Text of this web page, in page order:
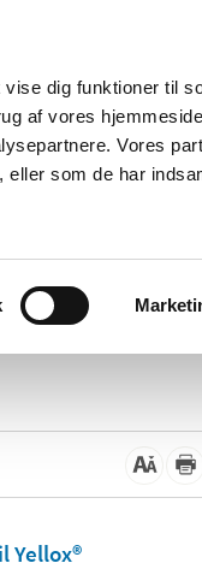
dig funktioner til
af vores
Vores
som de har
Om os Kontakt
Apoteker og salg af
Yellox®